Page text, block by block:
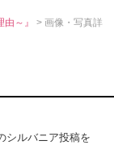
由～』> 画像・写真詳
シルバニア投稿を